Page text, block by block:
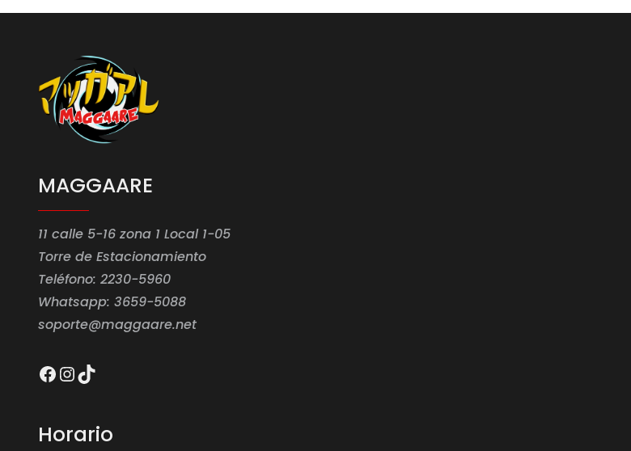
MAGGAARE
11 calle 5-16 zona 1 Local 1-05
Torre de Estacionamiento
Teléfono: 2230-5960
Whatsapp: 3659-5088
soporte@maggaare.net
Facebook
Instagram
TikTok
Horario